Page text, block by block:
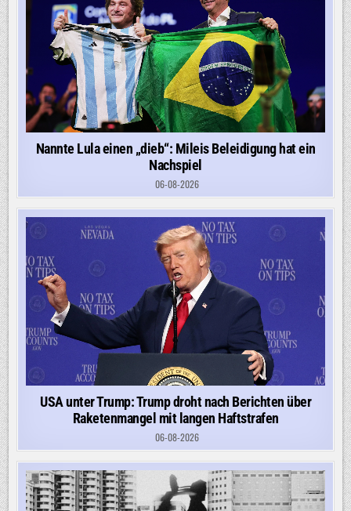
Nannte Lula einen „dieb“: Mileis Beleidigung hat ein
Nachspiel
06-08-2026
USA unter Trump: Trump droht nach Berichten über
Raketenmangel mit langen Haftstrafen
06-08-2026